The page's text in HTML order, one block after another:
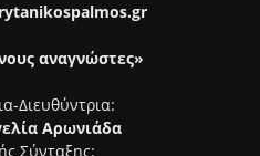
αναγνώστες»
Διευθύντρια:
Αρωνιάδα
Σύνταξης: